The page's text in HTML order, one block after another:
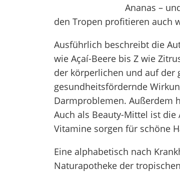
Ananas –
den Tropen profitieren auch
Ausführlich beschreibt die
wie Açaí-Beere bis Z wie
der körperlichen und auf der
gesundheitsfördernde
Darmproblemen. Außerdem
Auch als Beauty-Mittel ist
Vitamine sorgen für schöne
Eine alphabetisch nach
Naturapotheke der